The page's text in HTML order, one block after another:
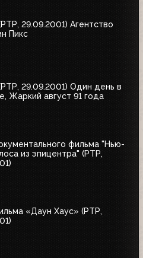
29.09.2001) Агентство
Пикс
29.09.2001) Один день в
Жаркий август 91 года
фильма "Нью-
из эпицентра" (РТР,
«Даун Хаус» (РТР,